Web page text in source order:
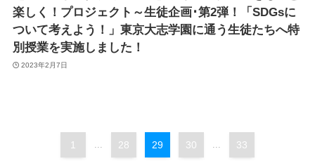
楽しく！プロジェクト～生徒企画･第2弾！「SDGsに
ついて考えよう！」東京大志学園に通う生徒たちへ特
別授業を実施しました！
2023年2月7日
1 ... 28 29 30 ... 33